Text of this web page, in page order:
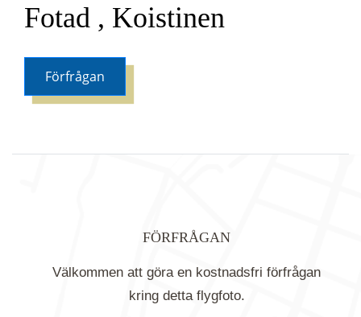
Fotad , Koistinen
Förfrågan
FÖRFRÅGAN
Välkommen att göra en kostnadsfri förfrågan
kring detta flygfoto.